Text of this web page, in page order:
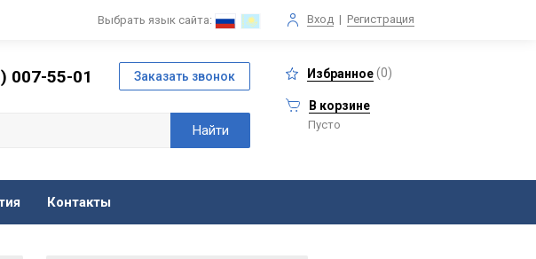
Вход | Регистрация
Выбрать язык сайта:
007-55-01 Избранное(0)
В корзине
Пусто
Контакты